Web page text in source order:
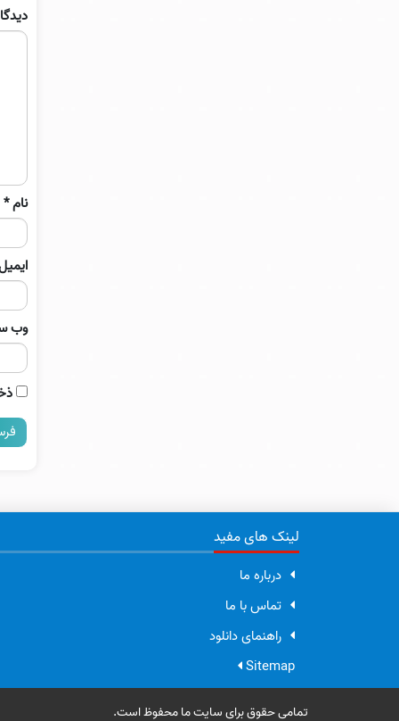
نام*
وب‌
لینک های مفید
درباره ما
تماس با ما
راهنمای دانلود
Sitemap
تمامی حقوق برای سایت ما محفوظ است.